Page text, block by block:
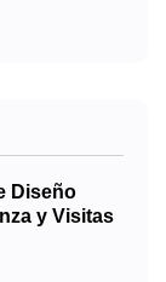
Diseño
y Visitas